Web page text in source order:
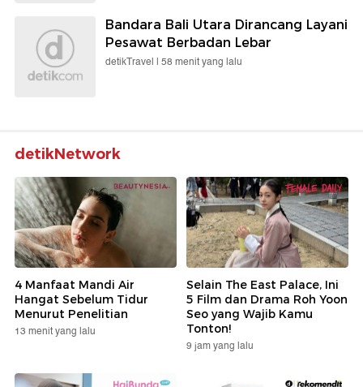
Bandara Bali Utara Dirancang Layani
Pesawat Berbadan Lebar
detikTravel | 58 menit yang lalu
detikNetwork
4 Manfaat Mandi Air
Hangat Sebelum Tidur
Menurut Penelitian
13 menit yang lalu
Selain The East Palace, Ini
5 Film dan Drama Roh Yoon
Seo yang Wajib Kamu
Tonton!
9 jam yang lalu